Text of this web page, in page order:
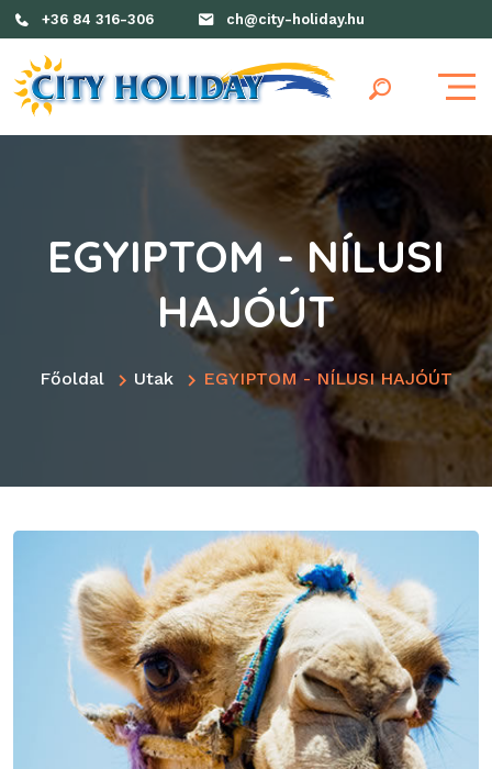
+36 84 316-306 ch@city-holiday.hu
EGYIPTOM - NÍLUSI
HAJÓÚT
Főoldal Utak EGYIPTOM - NÍLUSI HAJÓÚT